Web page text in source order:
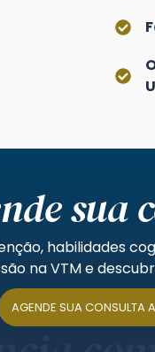
sua
habilidades
na VTM e
AGENDE SUA CONSULTA